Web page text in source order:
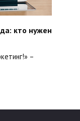
кто нужен
–